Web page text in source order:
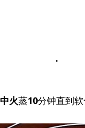
中火蒸10分钟直到